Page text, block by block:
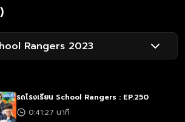
Rangers 2023
รถโรงเรียน School Rangers : EP.250
0:41:27 นาที